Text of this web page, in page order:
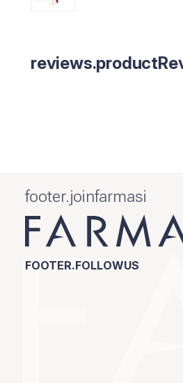
footer.joinfarmasi
FOOTER.FOLLOWUS